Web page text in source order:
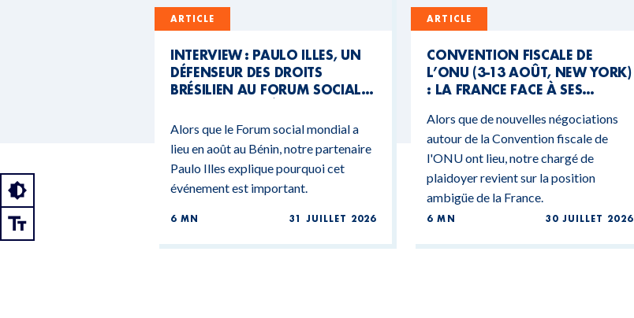
ARTICLE
INTERVIEW : PAULO ILLES, UN
DÉFENSEUR DES DROITS
BRÉSILIEN AU FORUM SOCIAL
Alors que le Forum social mondial a
lieu en août au Bénin, notre partenaire
Paulo Illes explique pourquoi cet
événement est important.
6 MN 31 JUILLET 2026
ARTICLE
CONVENTION FISCALE DE
L’ONU (3-13 AOÛT, NEW YORK)
: LA FRANCE FACE À SES
BUDGÉTAIRES
Alors que de nouvelles négociations
autour de la Convention fiscale de
l'ONU ont lieu, notre chargé de
plaidoyer revient sur la position
ambigüe de la France.
6 MN 30 JUILLET 2026